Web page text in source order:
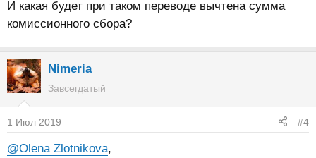
И какая будет при таком переводе вычтена сумма
комиссионного сбора?
Nimeria
Завсегдатый
1 Июл 2019 #4
@Olena Zlotnikova,